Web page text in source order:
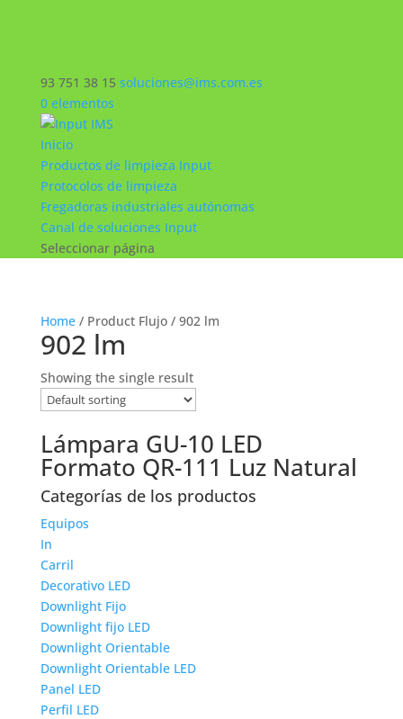
93 751 38 15 soluciones@ims.com.es
0 elementos
Inicio
Productos de limpieza Input
Protocolos de limpieza
Fregadoras industriales autónomas
Canal de soluciones Input
Seleccionar página
Home/ Product Flujo / 902 lm
902 lm
Showing the single result
Lámpara GU-10 LED
Formato QR-111 Luz Natural
Categorías de los productos
Equipos
In
Carril
Decorativo LED
Downlight Fijo
Downlight fijo LED
Downlight Orientable
Downlight Orientable LED
Panel LED
Perfil LED